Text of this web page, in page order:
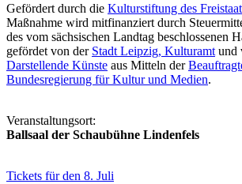
Gefördert durch die Kulturstiftung des
Maßnahme wird mitfinanziert durch
des vom sächsischen Landtag beschlossenen
gefördet von der Stadt Leipzig, Kulturamt und
Darstellende Künste aus Mitteln der
Bundesregierung für Kultur und Medien.
Veranstaltungsort:
Ballsaal der Schaubühne Lindenfels
Tickets für den 8. Juli